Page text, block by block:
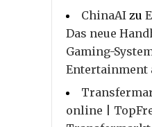
ChinaAI zu
Das neue
Gaming-
Entertainment
online |